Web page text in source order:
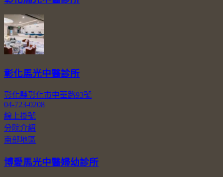
彰化馬光中醫診所
彰化縣彰化市中華路93號
04-723-0208
線上掛號
分院介紹
南部地區
博愛馬光中醫婦幼診所